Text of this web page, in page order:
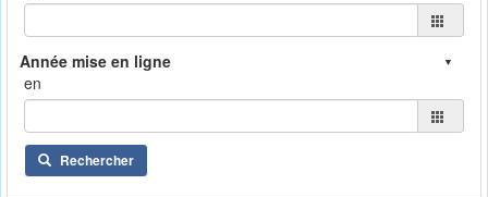
en
Rechercher